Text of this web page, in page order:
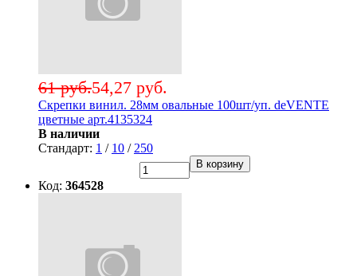
54,27 руб.
61 руб.
Скрепки винил. 28мм овальные 100шт/уп. deVENTE
цветные арт.4135324
В наличии
Стандарт: 1 / 10 / 250
В корзину
Код: 364528